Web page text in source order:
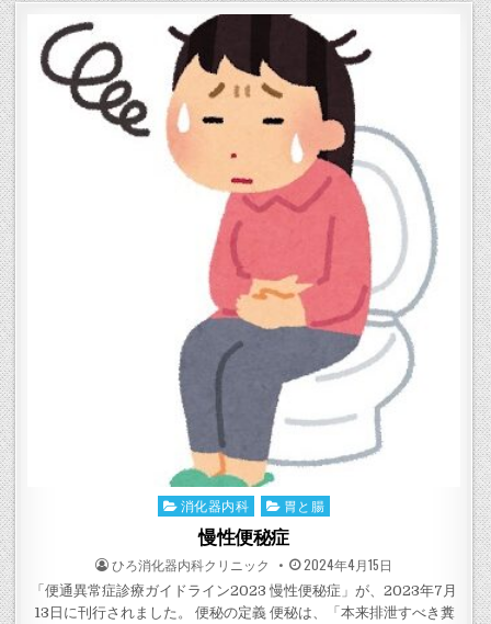
Posted
消化器内科 胃と腸
慢性便秘症
POSTED
BY
ひろ消化器内科クリニック POSTED
ON
2024年4月15日
「便通異常症診療ガイドライン2023 慢性便秘症」が、2023年7月
13日に刊行されました。 便秘の定義 便秘は、「本来排泄すべき糞